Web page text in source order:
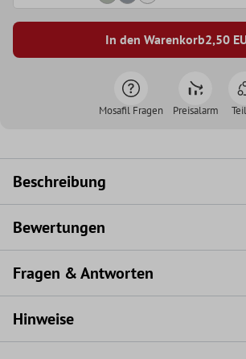
In den Warenkorb2,50
Mosafil Fragen Preisalarm
Beschreibung
Bewertungen
Fragen & Antworten
Hinweise